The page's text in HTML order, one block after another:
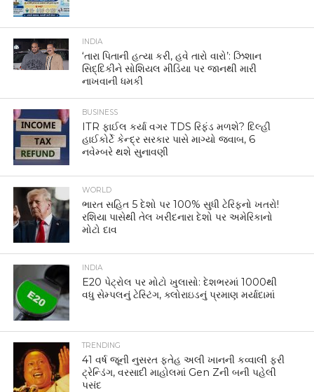
INDIA
‘તારા પિતાની હત્યા કરી, હવે તારો વારો’: ઝિશાન
સિદ્દિકીને સોશિયલ મીડિયા પર જાનથી મારી
નાખવાની ધમકી
BUSINESS
ITR ફાઈલ કર્યા વગર TDS રિફંડ મળશે? દિલ્હી
હાઈકોર્ટે કેન્દ્ર સરકાર પાસે માગ્યો જવાબ, 6
નવેમ્બરે થશે સુનાવણી
WORLD
ભારત સહિત 5 દેશો પર 100% સુધી ટેરિફનો ખતરો!
રશિયા પાસેથી તેલ ખરીદનારા દેશો પર અમેરિકાનો
મોટો દાવ
INDIA
E20 પેટ્રોલ પર મોટો ખુલાસો: દેશભરમાં 1000થી
વધુ સેમ્પલનું ટેસ્ટિંગ, ક્લોરાઇડનું પ્રમાણ મર્યાદામાં
TRENDING
41 વર્ષ જૂની નુસરત ફતેહ અલી ખાનની કવ્વાલી ફરી
ટ્રેન્ડિંગ, વરસાદી માહોલમાં Gen Zની બની પહેલી
પસંદ